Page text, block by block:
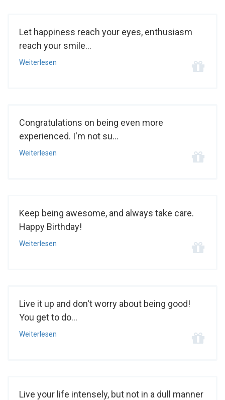
Let happiness reach your eyes, enthusiasm
reach your smile...
Weiterlesen
Congratulations on being even more
experienced. I'm not su...
Weiterlesen
Keep being awesome, and always take care.
Happy Birthday!
Weiterlesen
Live it up and don't worry about being good!
You get to do...
Weiterlesen
Live your life intensely, but not in a dull manner